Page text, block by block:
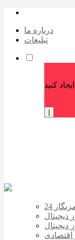
درباره ما
تبلیغات
24
دیجیتال
دیجیتال
اقتصادی